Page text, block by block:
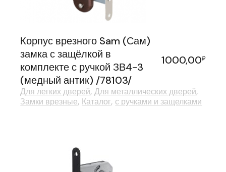
Корпус врезного Sam (Сам)
замка с защёлкой в
комплекте с ручкой ЗВ4-3
(медный антик) /78103/
1000,00₽
Для легких дверей Для металлических дверей
Замки врезные Каталог с ручками и защелками